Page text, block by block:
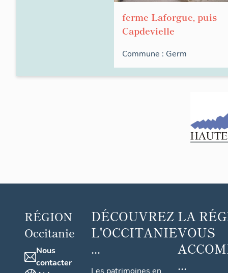
ferme Laforgue, puis
Capdevielle
Commune : Germ
RÉGION
Occitanie
Nous
contacter
DÉCOUVREZ
L'OCCITANIE
...
LA
VOUS
...